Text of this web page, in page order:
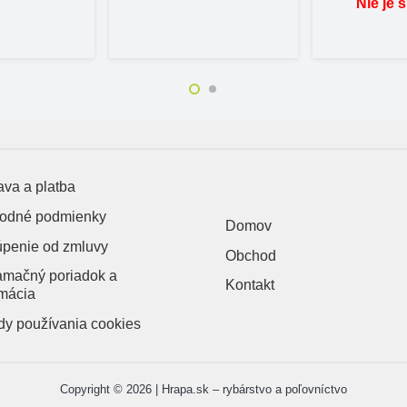
Nie je
a platba
podmienky
od zmluvy
poriadok a
používania cookies
Domov
Obchod
Kontakt
Copyright © 2026 | Hrapa.sk – rybárstvo a poľovníctvo